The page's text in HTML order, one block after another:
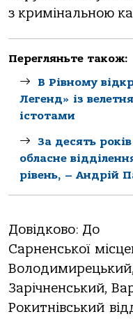
з кримінальною
Перегляньте також:
В Рівному
Легенд» із
істотами
За десять
обласне
рівень, – Андрій
Довідково: До
Сарненської
Зарічненський,
Рокитнівський